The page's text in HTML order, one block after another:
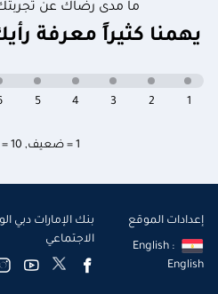
ما مدى رضاك عن
يهمنا كثيراً معرفة
1 = ضعيف , 10 = ممتاز
5 4 3 2 1
إعدادات الموقع
English :
English
بنك الإمارات دبي
الاجتماعي